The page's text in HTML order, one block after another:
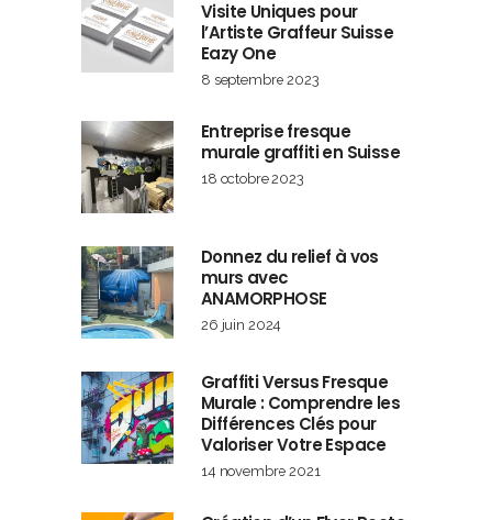
Visite Uniques pour
l’Artiste Graffeur Suisse
Eazy One
8 septembre 2023
Entreprise fresque
murale graffiti en Suisse
18 octobre 2023
Donnez du relief à vos
murs avec
ANAMORPHOSE
26 juin 2024
Graffiti Versus Fresque
Murale : Comprendre les
Différences Clés pour
Valoriser Votre Espace
14 novembre 2021